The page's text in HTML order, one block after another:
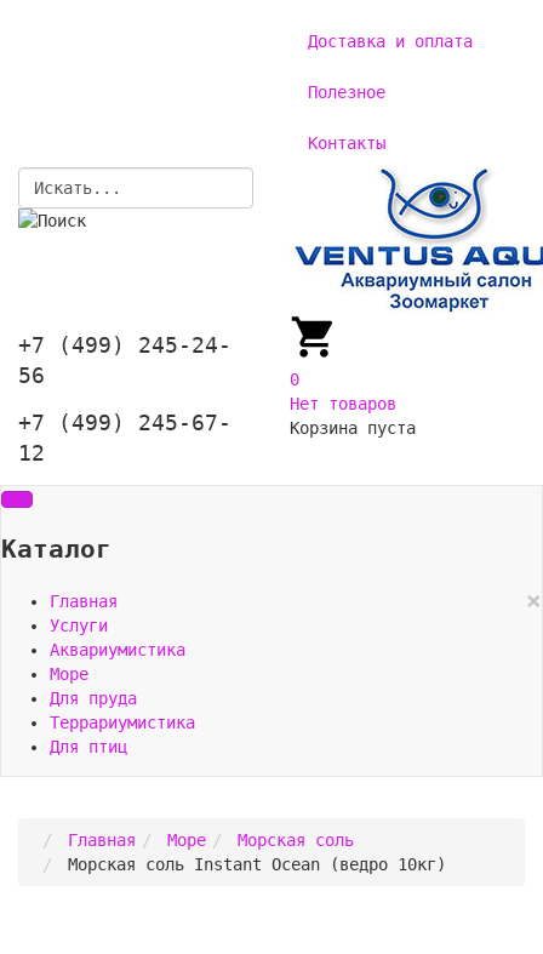
Доставка и оплата
Полезное
Контакты
+7 (499) 245-24-
56
+7 (499) 245-67-
12
0
Нет товаров
Корзина пуста
Каталог
×
Главная
Услуги
Аквариумистика
Море
Для пруда
Террариумистика
Для птиц
Главная Море
Морская соль
Морская соль Instant Ocean (ведро 10кг)